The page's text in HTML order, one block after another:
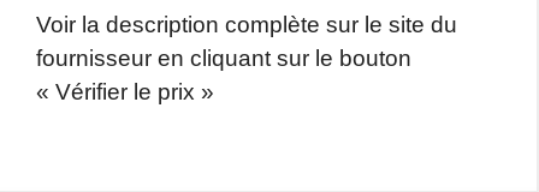
Voir la description complète sur le site du
fournisseur en cliquant sur le bouton
« Vérifier le prix »